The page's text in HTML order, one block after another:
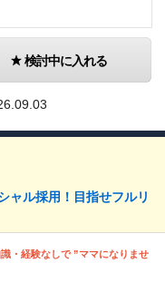
検討中に入れる
ャル採用！目指せフルリ
・経験なしで ”ママになりませ